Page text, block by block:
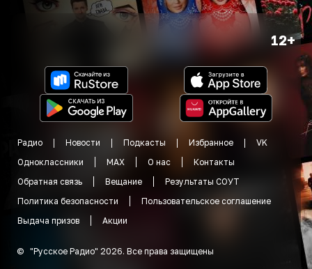
12+
Радио Новости Подкасты Избранное
VK
Одноклассники
MAX О нас
Контакты
Обратная связь
Вещание
Результаты СОУТ
Политика безопасности
Пользовательское соглашение
Выдача призов
Акции
© "Русское Радио" 2026. Все права защищены